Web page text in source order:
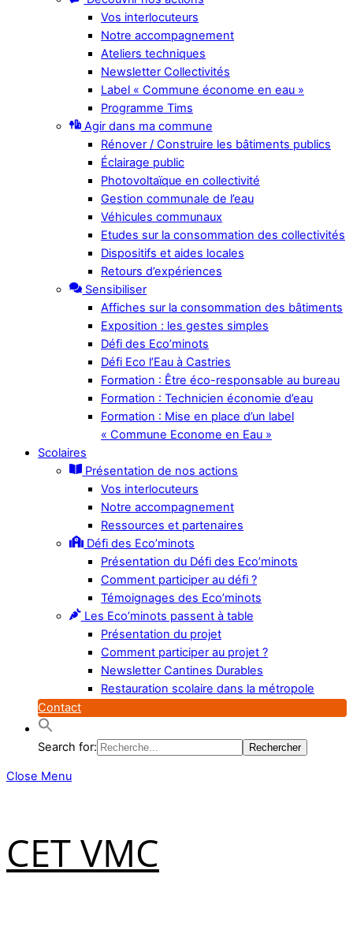
Vos interlocuteurs
Notre accompagnement
Ateliers techniques
Newsletter Collectivités
Label « Commune économe en eau »
Programme Tims
Agir dans ma commune
Rénover / Construire les bâtiments publics
Éclairage public
Photovoltaïque en collectivité
Gestion communale de l’eau
Véhicules communaux
Etudes sur la consommation des collectivités
Dispositifs et aides locales
Retours d’expériences
Sensibiliser
Affiches sur la consommation des bâtiments
Exposition : les gestes simples
Défi des Eco’minots
Défi Eco l’Eau à Castries
Formation : Être éco-responsable au bureau
Formation : Technicien économie d’eau
Formation : Mise en place d’un label
« Commune Econome en Eau »
Scolaires
Présentation de nos actions
Vos interlocuteurs
Notre accompagnement
Ressources et partenaires
Défi des Eco’minots
Présentation du Défi des Eco’minots
Comment participer au défi ?
Témoignages des Eco’minots
Les Eco’minots passent à table
Présentation du projet
Comment participer au projet ?
Newsletter Cantines Durables
Restauration scolaire dans la métropole
Contact
Search for:
Close Menu
CET VMC